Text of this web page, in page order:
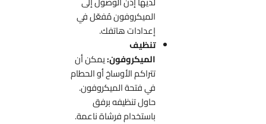
الميكروفون مُفعّل في
إعدادات هاتفك.
تنظيف
الميكروفون:يمكن أن
تتراكم الأوساخ أو الحطام
في فتحة الميكروفون.
حاول تنظيفه برفق
باستخدام فرشاة ناعمة.